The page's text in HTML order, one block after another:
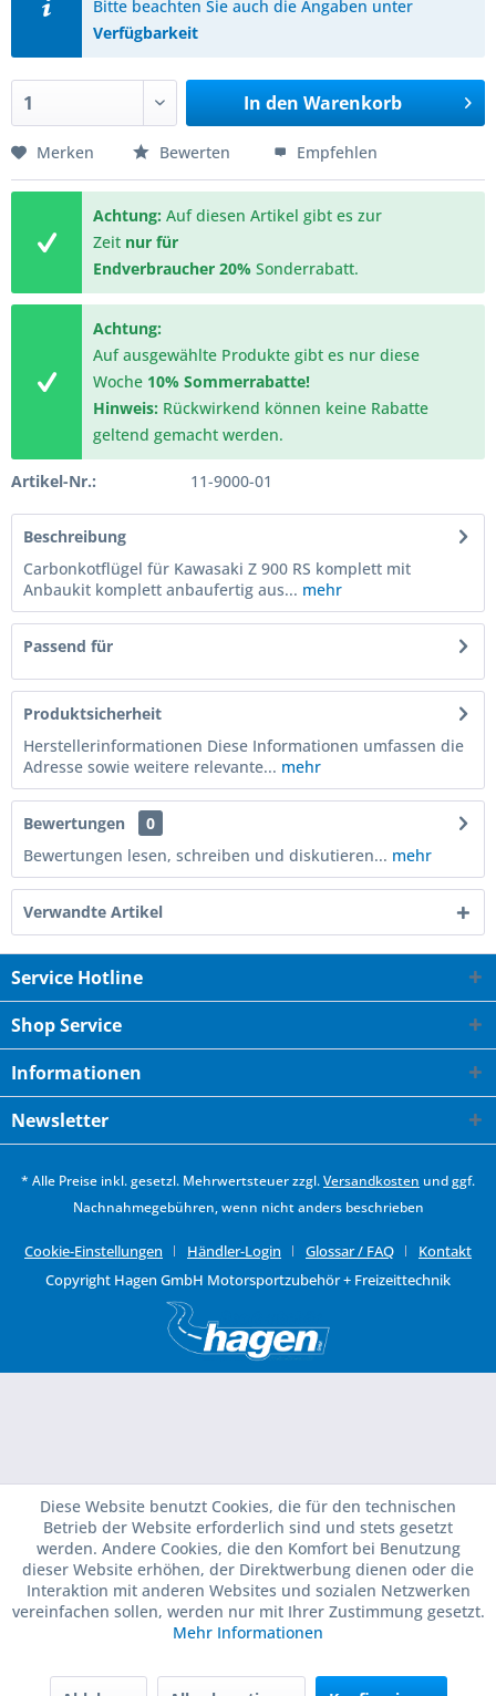
Bitte beachten Sie auch die Angaben unter
Verfügbarkeit
In den Warenkorb
Merken Bewerten Empfehlen
Achtung: Auf diesen Artikel gibt es zur
Zeit nur für
Endverbraucher20% Sonderrabatt.
Achtung:
Auf ausgewählte Produkte gibt es nur diese
Woche 10% Sommerrabatte!
Hinweis: Rückwirkend können keine Rabatte
geltend gemacht werden.
Artikel-Nr.: 11-9000-01
Beschreibung
Carbonkotflügel für Kawasaki Z 900 RS komplett mit
Anbaukit komplett anbaufertig aus... mehr
Passend für
Produktsicherheit
Herstellerinformationen Diese Informationen umfassen die
Adresse sowie weitere relevante... mehr
Bewertungen
0
Bewertungen lesen, schreiben und diskutieren... mehr
Verwandte Artikel
Service Hotline
Shop Service
Informationen
Newsletter
* Alle Preise inkl. gesetzl. Mehrwertsteuer zzgl.Versandkosten und ggf.
Nachnahmegebühren, wenn nicht anders beschrieben
Cookie-Einstellungen Händler-Login Glossar / FAQ
Kontakt
Copyright Hagen GmbH Motorsportzubehör + Freizeittechnik
Diese Website benutzt Cookies, die für den technischen
Betrieb der Website erforderlich sind und stets gesetzt
werden. Andere Cookies, die den Komfort bei Benutzung
dieser Website erhöhen, der Direktwerbung dienen oder die
Interaktion mit anderen Websites und sozialen Netzwerken
vereinfachen sollen, werden nur mit Ihrer Zustimmung gesetzt.
Mehr Informationen